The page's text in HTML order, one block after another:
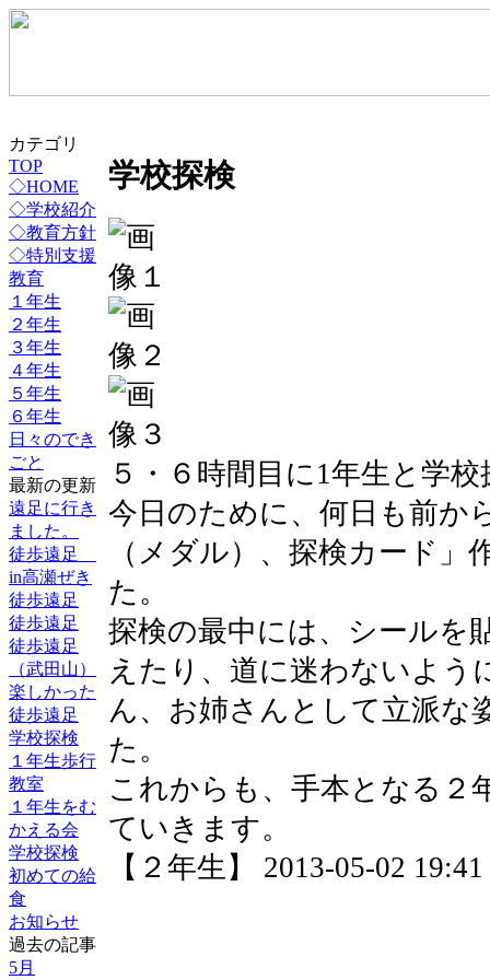
カテゴリ
TOP
◇HOME
◇学校紹介
◇教育方針
◇特別支援
教育
１年生
２年生
３年生
４年生
５年生
６年生
日々のでき
ごと
最新の更新
遠足に行き
ました。
徒歩遠足
in高瀬ぜき
徒歩遠足
徒歩遠足
徒歩遠足
（武田山）
楽しかった
徒歩遠足
学校探検
１年生歩行
教室
１年生をむ
かえる会
学校探検
初めての給
食
お知らせ
過去の記事
5月
学校探検
５・６時間目に1年生と学
今日のために、何日も前か
（メダル）、探検カード
た。
探検の最中には、シールを
えたり、道に迷わないよう
ん、お姉さんとして立派な
た。
これからも、手本となる２
ていきます。
【２年生】 2013-05-02